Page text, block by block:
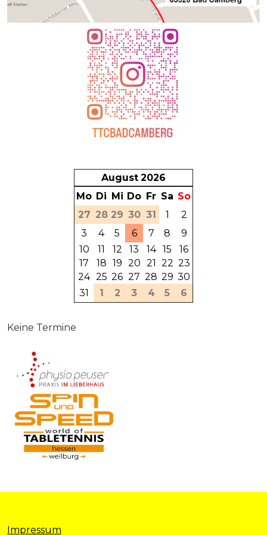
August 2026
Mo Di Mi Do Fr Sa So
27 28 29 30 31 1
2
3
4 5 6 7 8
9
10
11 12 13 14 15
16
17
18 19 20 21 22 23
24 25 26 27 28 29 30
31
1 2 3 4 5 6
Keine Termine
Impressum